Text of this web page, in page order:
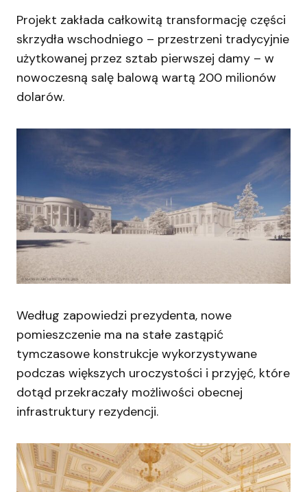
Projekt zakłada całkowitą transformację części
skrzydła wschodniego – przestrzeni tradycyjnie
użytkowanej przez sztab pierwszej damy – w
nowoczesną salę balową wartą 200 milionów
dolarów.
Według zapowiedzi prezydenta, nowe
pomieszczenie ma na stałe zastąpić
tymczasowe konstrukcje wykorzystywane
podczas większych uroczystości i przyjęć, które
dotąd przekraczały możliwości obecnej
infrastruktury rezydencji.